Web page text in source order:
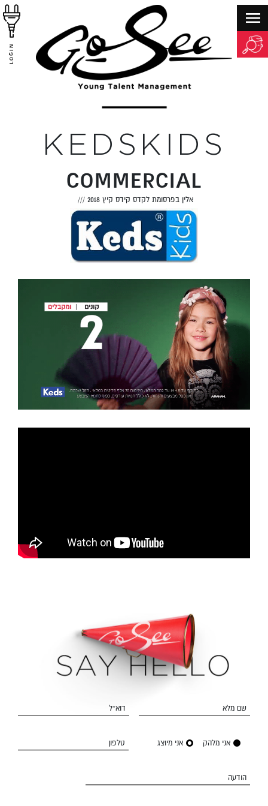
LOGIN
KEDSKIDS
COMMERCIAL
אלין בפרסומת לקדס קידס קיץ 2018 ///
שם מלא דוא״ל
אני מלהק אני מיוצג טלפון
הודעה